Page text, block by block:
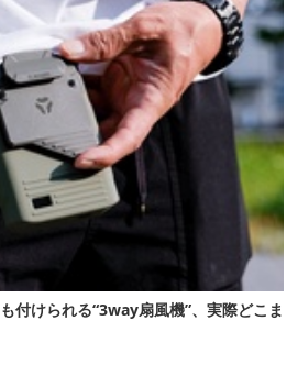
付けられる“3way扇風機”、実際どこま